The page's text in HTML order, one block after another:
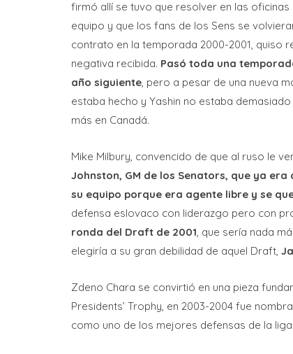
firmó allí se tuvo que resolver en las
equipo y que los fans de los Sens se
contrato en la temporada 2000-2001, quiso
negativa recibida. Pasó toda una
año siguiente, pero a pesar de una nueva
estaba hecho y Yashin no estaba
más en Canadá.
Mike Milbury, convencido de que al ruso le
Johnston, GM de los Senators, que ya
su equipo porque era agente libre y se
defensa eslovaco con liderazgo pero con
ronda del Draft de 2001, que sería nada
elegiría a su gran debilidad de aquel Draft,
Zdeno Chara se convirtió en una pieza
Presidents’ Trophy, en 2003-2004 fue
como uno de los mejores defensas de la liga.